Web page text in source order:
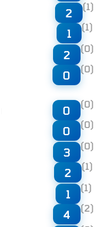
2 (1)
1 (1)
2 (0)
0 (0)
0 (0)
0 (0)
3 (0)
2 (1)
1 (1)
4 (2)